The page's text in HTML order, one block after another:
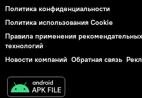
Политика конфиденциальности
Политика использования Cookie
Правила применения рекомендательных
технологий
Новости компаний Обратная связь